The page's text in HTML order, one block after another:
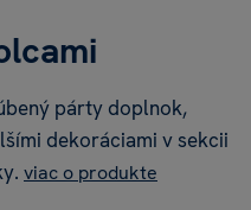
párty doplnok,
dekoráciami v sekcii
viac o produkte